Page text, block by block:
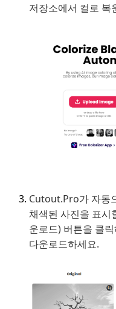
저장소에서 컬로 복
Cutout.Pro가 자동
채색된 사진을 표
운로드) 버튼을 클
다운로드하세요.